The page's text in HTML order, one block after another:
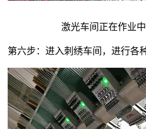
激光车间正在作业
第六步：进入刺绣车间，进行各